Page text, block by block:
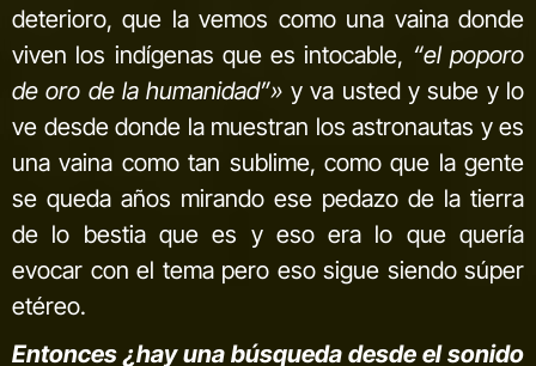
deterioro, que la vemos como una vaina donde
viven los indígenas que es intocable, “el poporo
de oro de la humanidad”» y va usted y sube y lo
ve desde donde la muestran los astronautas y es
una vaina como tan sublime, como que la gente
se queda años mirando ese pedazo de la tierra
de lo bestia que es y eso era lo que quería
evocar con el tema pero eso sigue siendo súper
etéreo.
Entonces ¿hay una búsqueda desde el sonido